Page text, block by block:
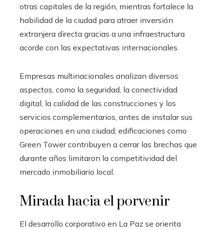
otras capitales de la región, mientras fortalece la
habilidad de la ciudad para atraer inversión
extranjera directa gracias a una infraestructura
acorde con las expectativas internacionales.
Empresas multinacionales analizan diversos
aspectos, como la seguridad, la conectividad
digital, la calidad de las construcciones y los
servicios complementarios, antes de instalar sus
operaciones en una ciudad; edificaciones como
Green Tower contribuyen a cerrar las brechas que
durante años limitaron la competitividad del
mercado inmobiliario local.
Mirada hacia el porvenir
El desarrollo corporativo en La Paz se orienta